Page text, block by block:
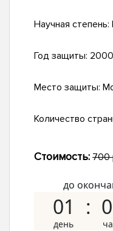
Научная степень:
Год защиты: 2000
Место защиты:
Количество
Стоимость: 700
до
01